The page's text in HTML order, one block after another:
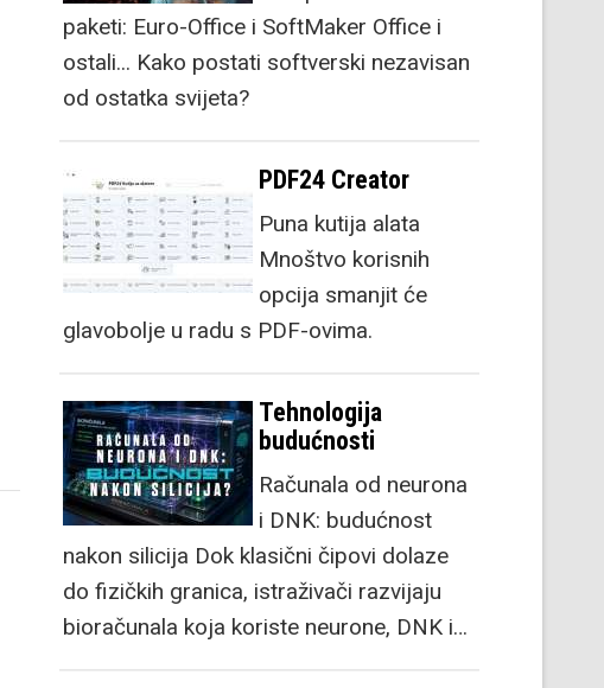
paketi: Euro-Office i SoftMaker Office i
ostali... Kako postati softverski nezavisan
od ostatka svijeta?
PDF24 Creator
Puna kutija alata
Mnoštvo korisnih
opcija smanjit će
glavobolje u radu s PDF-ovima.
Tehnologija
budućnosti
Računala od neurona
i DNK: budućnost
nakon silicija Dok klasični čipovi dolaze
do fizičkih granica, istraživači razvijaju
bioračunala koja koriste neurone, DNK i…